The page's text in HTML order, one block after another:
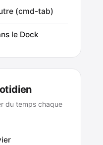
(cmd-tab)
le Dock
du temps chaque